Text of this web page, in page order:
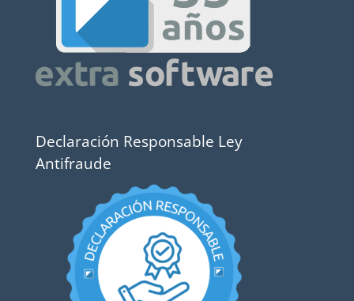
Declaración Responsable Ley
Antifraude